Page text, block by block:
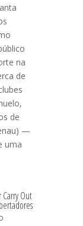
na
de
de
—
uma
Carry Out